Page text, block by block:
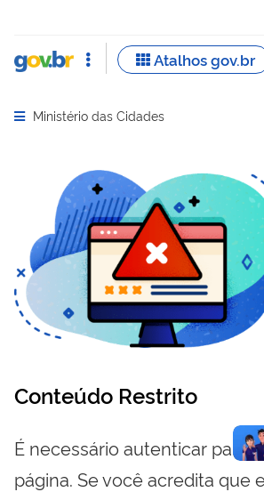
Abrir menu principal de navegação
Ministério das Cidades
Conteúdo Restrito
É necessário autenticar para
página. Se você acredita que